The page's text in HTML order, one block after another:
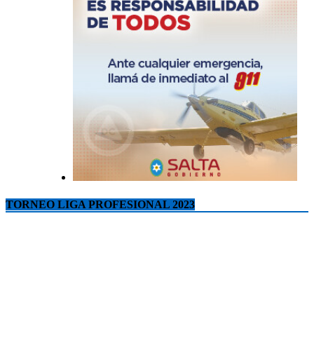
TORNEO LIGA PROFESIONAL 2023